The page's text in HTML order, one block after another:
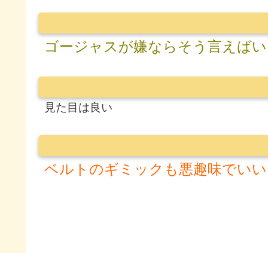
ゴージャスが嫌ならそう言えば
見た目は良い
ベルトのギミックも悪趣味でいい